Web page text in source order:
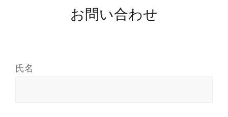
お問い合わせ
氏名